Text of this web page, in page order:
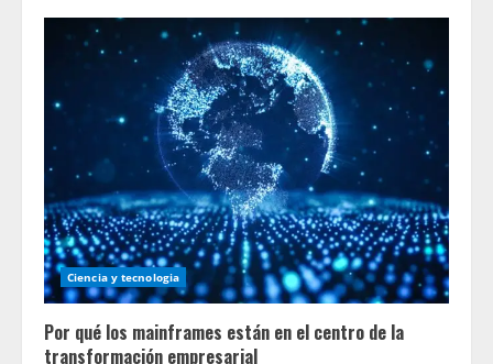
Ciencia y tecnologia
Por qué los mainframes están en el centro de la
transformación empresarial